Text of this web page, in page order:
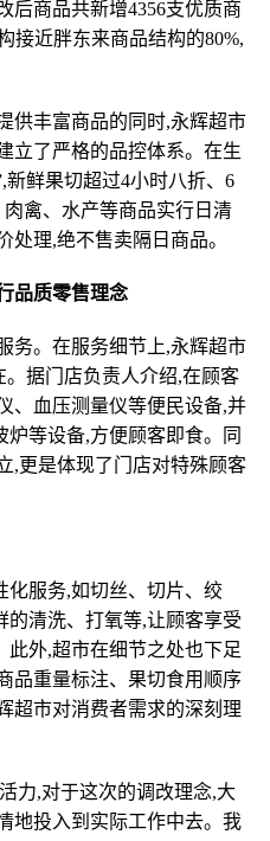
后商品共新增4356支优质商
接近胖东来商品结构的80%,
供丰富商品的同时,永辉超市
立了严格的品控体系。在生
新鲜果切超过4小时八折、6
禽、水产等商品实行日清
处理,绝不售卖隔日商品。
品质零售理念
务。在服务细节上,永辉超市
。据门店负责人介绍,在顾客
、血压测量仪等便民设备,并
等设备,方便顾客即食。同
,更是体现了门店对特殊顾客
化服务,如切丝、切片、绞
的清洗、打氧等,让顾客享受
此外,超市在细节之处也下足
品重量标注、果切食用顺序
超市对消费者需求的深刻理
力,对于这次的调改理念,大
地投入到实际工作中去。我